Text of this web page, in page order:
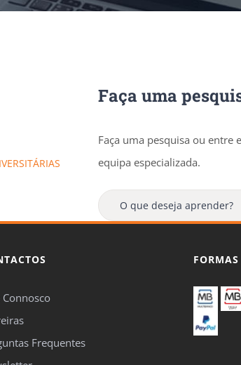
Faça uma
Faça uma pesquisa ou entre
equipa especializada.
Connosco
Frequentes